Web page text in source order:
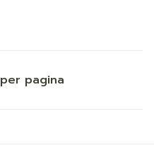
per pagina